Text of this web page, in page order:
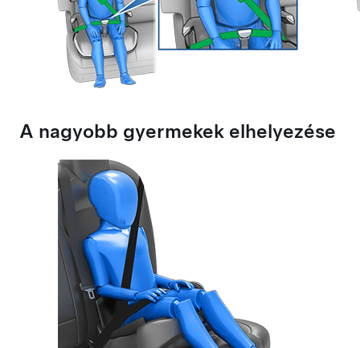
A nagyobb gyermekek elhelyezése